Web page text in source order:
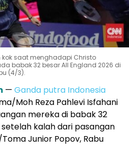
saat menghadapi Christo
babak 32 besar All England 2026 di
(4/3).
— Ganda putra Indonesia
Moh Reza Pahlevi Isfahani
mereka di babak 32
setelah kalah dari pasangan
Toma Junior Popov, Rabu